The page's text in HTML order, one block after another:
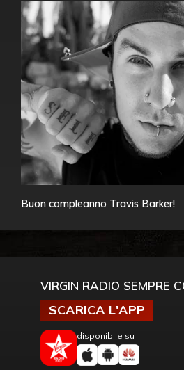
Buon compleanno Travis Barker!
VIRGIN RADIO SEMPRE
SCARICA L'APP
disponibile su